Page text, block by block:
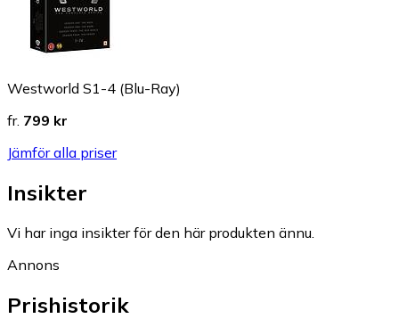
Westworld S1-4 (Blu-Ray)
fr. 799 kr
Jämför alla priser
Insikter
Vi har inga insikter för den här produkten ännu.
Annons
Prishistorik